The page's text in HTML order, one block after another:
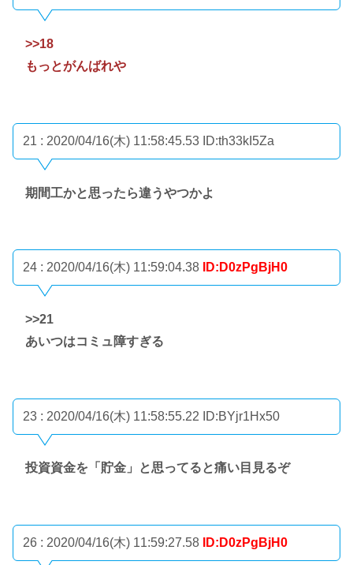
>>18
もっとがんばれや
21 : 2020/04/16(木) 11:58:45.53 ID:th33kI5Za
期間工かと思ったら違うやつかよ
24 : 2020/04/16(木) 11:59:04.38 ID:D0zPgBjH0
>>21
あいつはコミュ障すぎる
23 : 2020/04/16(木) 11:58:55.22 ID:BYjr1Hx50
投資資金を「貯金」と思ってると痛い目見るぞ
26 : 2020/04/16(木) 11:59:27.58 ID:D0zPgBjH0